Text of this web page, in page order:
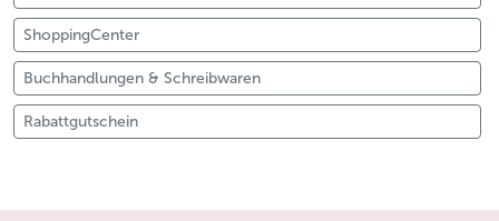
ShoppingCenter
Buchhandlungen & Schreibwaren
Rabattgutschein